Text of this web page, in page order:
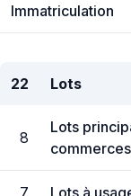
Immatriculation
22 Lots
8
Lots
7 Lots à